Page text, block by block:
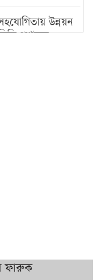
উন্নয়ন
প্রশাসক
ফারুক